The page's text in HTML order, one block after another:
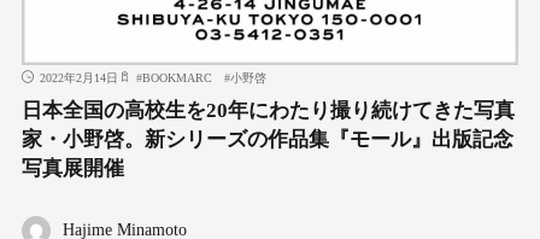
2022年2月14日 #BOOKMARC #小野啓
日本全国の高校生を20年にわたり撮り続けてきた写真
家・小野啓。新シリーズの作品集『モール』出版記念
写真展開催
Hajime Minamoto